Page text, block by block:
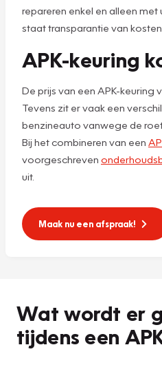
repareren enkel en alleen
staat transparantie van
APK-keuring
De prijs van een APK-keuring
Tevens zit er vaak een
benzineauto vanwege de
Bij het combineren van een
voorgeschreven
uit.
Maak nu een afspraak!
Wat wordt er
tijdens een